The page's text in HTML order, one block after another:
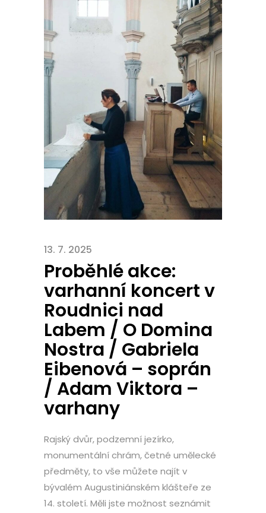
13. 7. 2025
Proběhlé akce:
varhanní koncert v
Roudnici nad
Labem / O Domina
Nostra / Gabriela
Eibenová – soprán
/ Adam Viktora –
varhany
Rajský dvůr, podzemní jezírko,
monumentální chrám, četné umělecké
předměty, to vše můžete najít v
bývalém Augustiniánském klášteře ze
14. století. Měli jste možnost seznámit